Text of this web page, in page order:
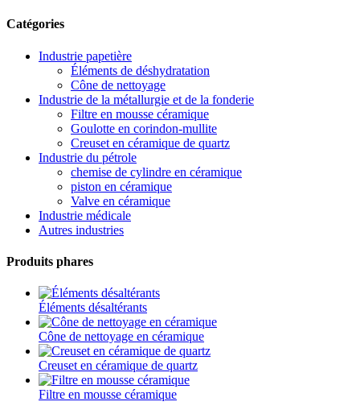
Catégories
Industrie papetière
Éléments de déshydratation
Cône de nettoyage
Industrie de la métallurgie et de la fonderie
Filtre en mousse céramique
Goulotte en corindon-mullite
Creuset en céramique de quartz
Industrie du pétrole
chemise de cylindre en céramique
piston en céramique
Valve en céramique
Industrie médicale
Autres industries
Produits phares
Éléments désaltérants
Cône de nettoyage en céramique
Creuset en céramique de quartz
Filtre en mousse céramique